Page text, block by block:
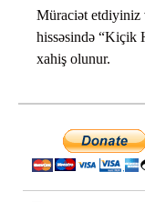
Müraciət etdiyiniz
hissəsində “Kiçik
xahiş olunur.